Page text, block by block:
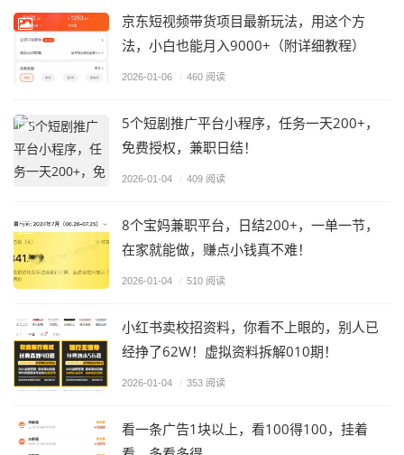
京东短视频带货项目最新玩法，用这个方
法，小白也能月入9000+（附详细教程）
2026-01-06 / 460 阅读
5个短剧推广平台小程序，任务一天200+，
免费授权，兼职日结！
2026-01-04 / 409 阅读
8个宝妈兼职平台，日结200+，一单一节，
在家就能做，赚点小钱真不难！
2026-01-04 / 510 阅读
小红书卖校招资料，你看不上眼的，别人已
经挣了62W！虚拟资料拆解010期！
2026-01-04 / 353 阅读
看一条广告1块以上，看100得100，挂着